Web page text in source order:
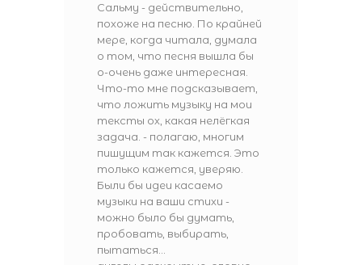
Сальму - действительно,
похоже на песню. По крайней
мере, когда читала, думала
о том, что песня вышла бы
о-очень даже интересная.
Что-то мне подсказывает,
что ложить музыку на мои
тексты ох, какая нелёгкая
задача. - полагаю, многим
пишущим так кажется. Это
только кажется, уверяю.
Были бы идеи касаемо
музыки на ваши стихи -
можно было бы думать,
пробовать, выбирать,
пытаться...